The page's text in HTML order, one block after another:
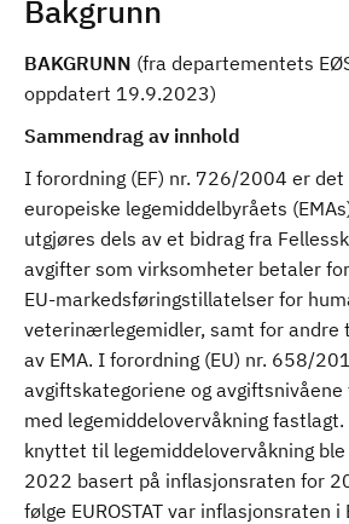
Bakgrunn
BAKGRUNN (fra departementets
oppdatert 19.9.2023)
Sammendrag av innhold
I forordning (EF) nr. 726/2004 er
europeiske legemiddelbyråets
utgjøres dels av et bidrag fra
avgifter som virksomheter betaler
EU-markedsføringstillatelser for
veterinærlegemidler, samt for andre
av EMA. I forordning (EU) nr. 658/
avgiftskategoriene og avgiftsnivåene
med legemiddelovervåkning fastlagt.
knyttet til legemiddelovervåkning
2022 basert på inflasjonsraten for
følge EUROSTAT var inflasjonsraten i